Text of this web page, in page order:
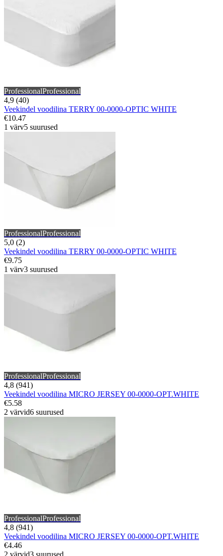
ProfessionalProfessional
4,9 (40)
Veekindel voodilina TERRY 00-0000-OPTIC WHITE
€10.47
1 värv5 suurused
ProfessionalProfessional
5,0 (2)
Veekindel voodilina TERRY 00-0000-OPTIC WHITE
€9.75
1 värv3 suurused
ProfessionalProfessional
4,8 (941)
Veekindel voodilina MICRO JERSEY 00-0000-OPT.WHITE
€5.58
2 värvid6 suurused
ProfessionalProfessional
4,8 (941)
Veekindel voodilina MICRO JERSEY 00-0000-OPT.WHITE
€4.46
2 värvid3 suurused